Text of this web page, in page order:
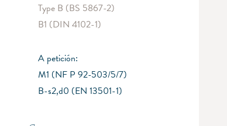
Type B (BS 5867-2)
B1 (DIN 4102-1)
A petición:
M1 (NF P 92-503/5/7)
B-s2,d0 (EN 13501-1)